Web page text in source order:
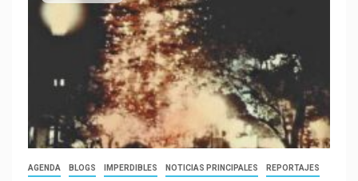
AGENDA BLOGS IMPERDIBLES NOTICIAS PRINCIPALES REPORTAJES